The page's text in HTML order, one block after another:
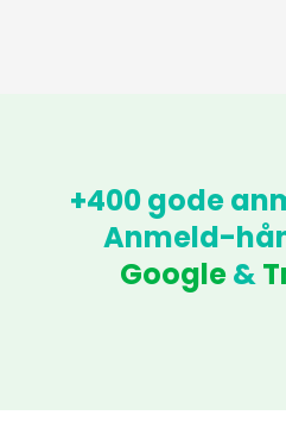
+400 gode
Anmeld-
Google&